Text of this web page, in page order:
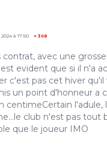
à 17:50 + 368
avec une
evident que si il n'a
c'est pas cet hiver qu'il
un point d'honneur a
centimeCertain l'adule,
club n'est pas tout
que le joueur IMO